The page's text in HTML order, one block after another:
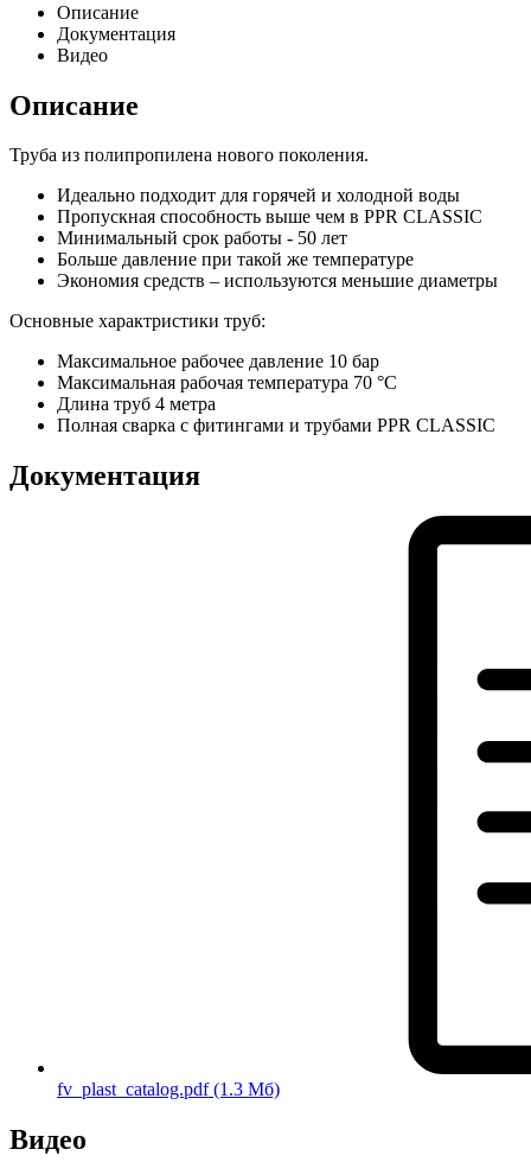
Описание
Документация
Видео
Описание
Труба из полипропилена нового поколения.
Идеально подходит для горячей и холодной воды
Пропускная способность выше чем в PPR CLASSIC
Минимальный срок работы - 50 лет
Больше давление при такой же температуре
Экономия средств – используются меньшие диаметры
Основные характристики труб:
Максимальное рабочее давление 10 бар
Максимальная рабочая температура 70 °C
Длина труб 4 метра
Полная сварка с фитингами и трубами PPR CLASSIC
Документация
fv_plast_catalog.pdf(1.3 Мб)
Видео